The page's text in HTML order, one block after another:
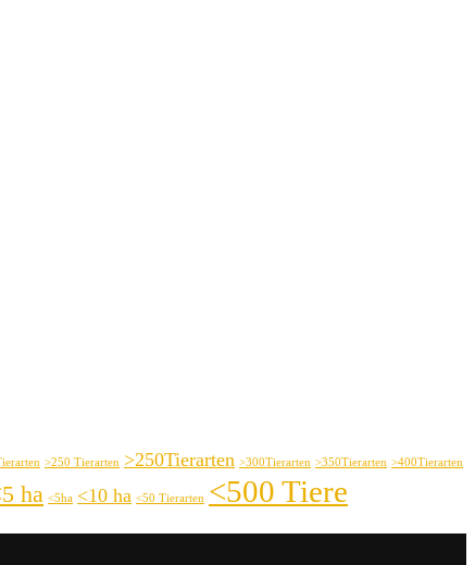
>250 Tierarten >250Tierarten >300Tierarten >350Tierarten >400Tierarten
ha <5ha <10 ha <50 Tierarten <500 Tiere